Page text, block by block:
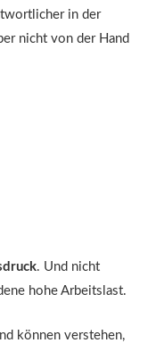
in der
nicht von der Hand
. Und nicht
hohe Arbeitslast.
können verstehen,